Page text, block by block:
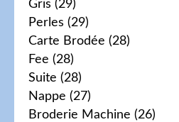
Gris (29)
Perles (29)
Carte Brodée (28)
Fee (28)
Suite (28)
Nappe (27)
Broderie Machine (26)